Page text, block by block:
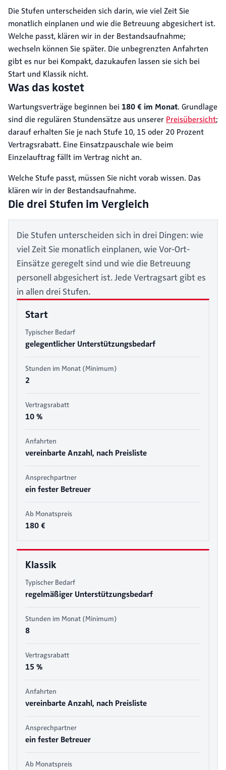
Die Stufen unterscheiden sich darin, wie viel Zeit Sie
monatlich einplanen und wie die Betreuung abgesichert ist.
Welche passt, klären wir in der Bestandsaufnahme;
wechseln können Sie später. Die unbegrenzten Anfahrten
gibt es nur bei Kompakt, dazukaufen lassen sie sich bei
Start und Klassik nicht.
Was das kostet
Wartungsverträge beginnen bei 180 € im Monat. Grundlage
sind die regulären Stundensätze aus unserer Preisübersicht;
darauf erhalten Sie je nach Stufe 10, 15 oder 20 Prozent
Vertragsrabatt. Eine Einsatzpauschale wie beim
Einzelauftrag fällt im Vertrag nicht an.
Welche Stufe passt, müssen Sie nicht vorab wissen. Das
klären wir in der Bestandsaufnahme.
Die drei Stufen im Vergleich
Die Stufen unterscheiden sich in drei Dingen: wie
viel Zeit Sie monatlich einplanen, wie Vor-Ort-
Einsätze geregelt sind und wie die Betreuung
personell abgesichert ist. Jede Vertragsart gibt es
in allen drei Stufen.
Start
Typischer Bedarf
gelegentlicher Unterstützungsbedarf
Stunden im Monat (Minimum)
2
Vertragsrabatt
10 %
Anfahrten
vereinbarte Anzahl, nach Preisliste
Ansprechpartner
ein fester Betreuer
Ab Monatspreis
180 €
Klassik
Typischer Bedarf
regelmäßiger Unterstützungsbedarf
Stunden im Monat (Minimum)
8
Vertragsrabatt
15 %
Anfahrten
vereinbarte Anzahl, nach Preisliste
Ansprechpartner
ein fester Betreuer
Ab Monatspreis